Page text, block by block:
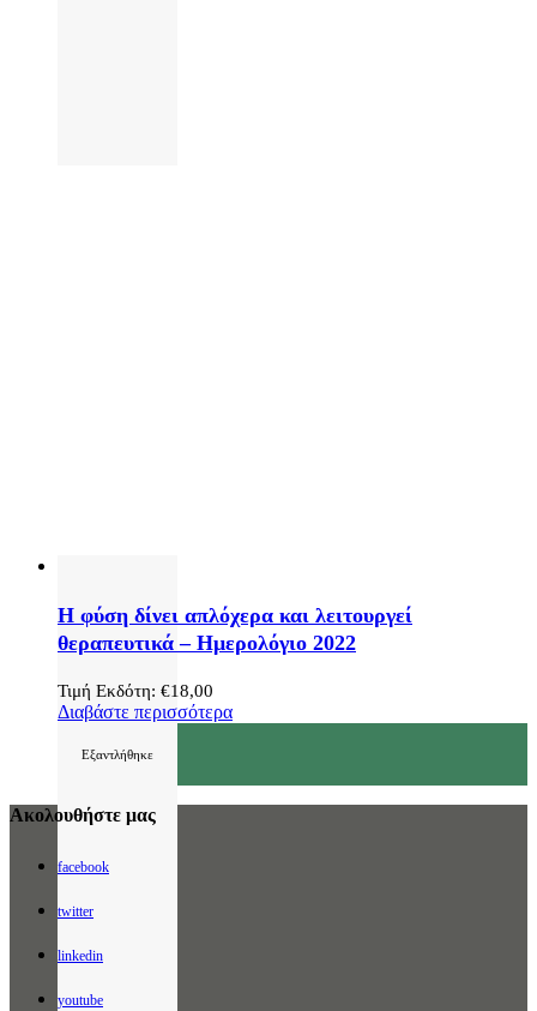
Η φύση δίνει απλόχερα και λειτουργεί
θεραπευτικά – Ημερολόγιο 2022
Τιμή Εκδότη: €18,00
Διαβάστε περισσότερα
Εξαντλήθηκε
Ακολουθήστε μας
facebook
twitter
linkedin
youtube